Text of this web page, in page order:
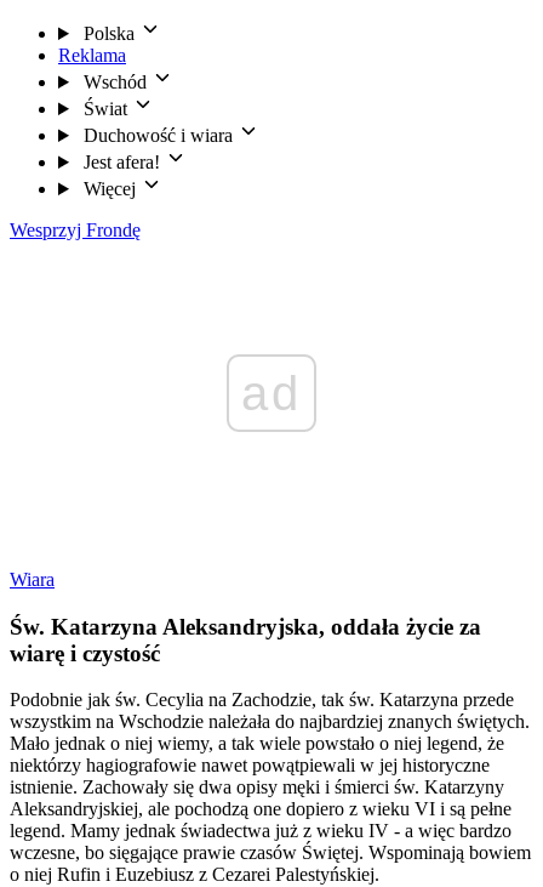
Polska
Reklama
Wschód
Świat
Duchowość i wiara
Jest afera!
Więcej
Wesprzyj Frondę
ad
Wiara
Św. Katarzyna Aleksandryjska, oddała życie za
wiarę i czystość
Podobnie jak św. Cecylia na Zachodzie, tak św. Katarzyna przede
wszystkim na Wschodzie należała do najbardziej znanych świętych.
Mało jednak o niej wiemy, a tak wiele powstało o niej legend, że
niektórzy hagiografowie nawet powątpiewali w jej historyczne
istnienie. Zachowały się dwa opisy męki i śmierci św. Katarzyny
Aleksandryjskiej, ale pochodzą one dopiero z wieku VI i są pełne
legend. Mamy jednak świadectwa już z wieku IV - a więc bardzo
wczesne, bo sięgające prawie czasów Świętej. Wspominają bowiem
o niej Rufin i Euzebiusz z Cezarei Palestyńskiej.